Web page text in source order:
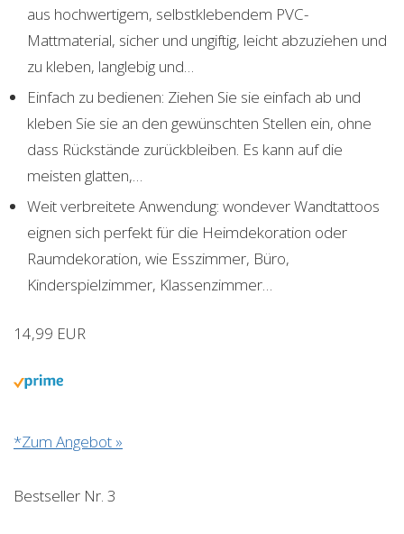
aus hochwertigem, selbstklebendem PVC-
Mattmaterial, sicher und ungiftig, leicht abzuziehen und
zu kleben, langlebig und…
Einfach zu bedienen: Ziehen Sie sie einfach ab und
kleben Sie sie an den gewünschten Stellen ein, ohne
dass Rückstände zurückbleiben. Es kann auf die
meisten glatten,…
Weit verbreitete Anwendung: wondever Wandtattoos
eignen sich perfekt für die Heimdekoration oder
Raumdekoration, wie Esszimmer, Büro,
Kinderspielzimmer, Klassenzimmer…
14,99 EUR
*Zum Angebot »
Bestseller Nr. 3